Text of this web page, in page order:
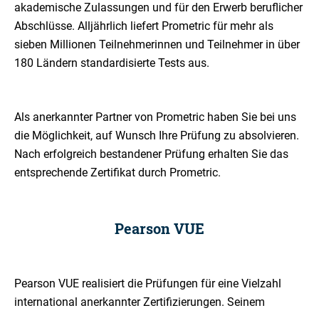
akademische Zulassungen und für den Erwerb beruflicher
Abschlüsse. Alljährlich liefert Prometric für mehr als
sieben Millionen Teilnehmerinnen und Teilnehmer in über
180 Ländern standardisierte Tests aus.
Als anerkannter Partner von Prometric haben Sie bei uns
die Möglichkeit, auf Wunsch Ihre Prüfung zu absolvieren.
Nach erfolgreich bestandener Prüfung erhalten Sie das
entsprechende Zertifikat durch Prometric.
Pearson VUE
Pearson VUE realisiert die Prüfungen für eine Vielzahl
international anerkannter Zertifizierungen. Seinem